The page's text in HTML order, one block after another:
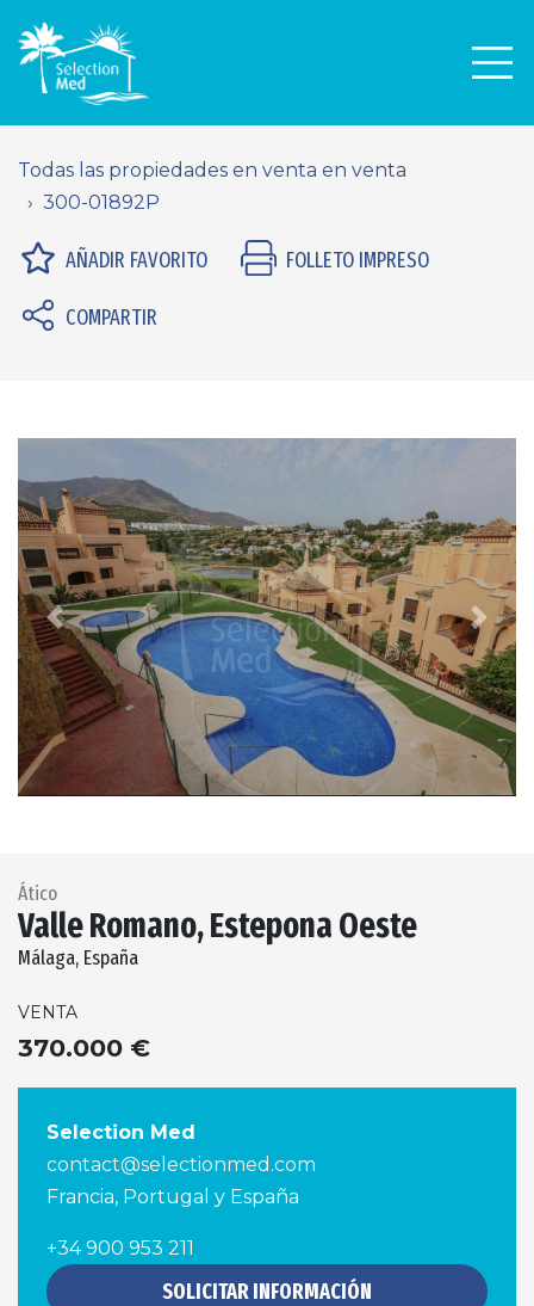
Todas las propiedades en venta en venta
300-01892P
AÑADIR FAVORITO FOLLETO IMPRESO
COMPARTIR
Previous Next
Ático
Valle Romano, Estepona Oeste
Málaga, España
VENTA
370.000 €
Selection Med
contact@selectionmed.com
Francia, Portugal y España
+34 900 953 211
SOLICITAR INFORMACIÓN